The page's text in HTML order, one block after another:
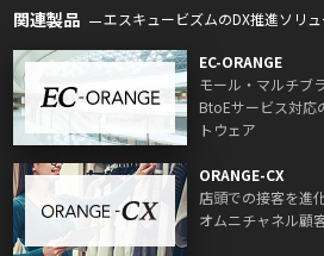
関連製品 エスキュービズムのDX推進ソリ
EC-ORANGE
モール・マルチブ
BtoEサービス対応
トウェア
ORANGE-CX
店頭での接客を進
オムニチャネル顧